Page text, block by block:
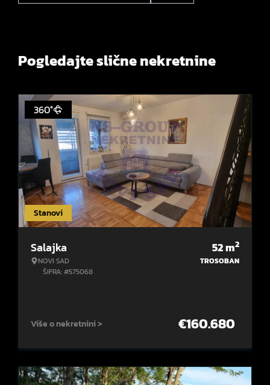
Pogledajte slične nekretnine
Stanovi
360°
Salajka
NOVI SAD
ŠIFRA: #575068
52m2
TROSOBAN
Više o nekretnini > €160.680